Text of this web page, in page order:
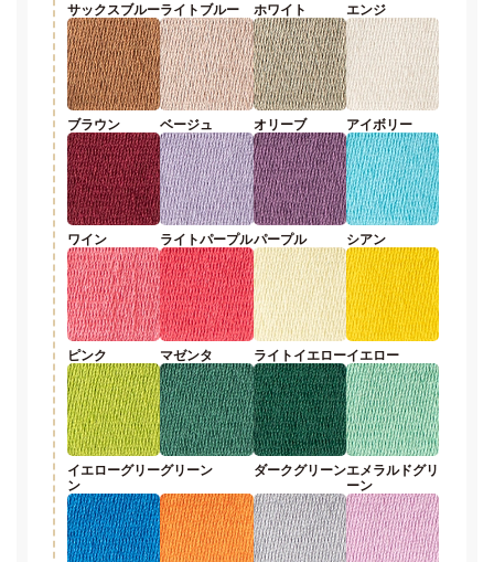
サックスブルーライトブルー ホワイト エンジ
ブラウン ベージュ オリーブ アイボリー
ワイン ライトパープルパープル シアン
ピンク マゼンタ ライトイエローイエロー
イエローグリー
ン
グリーン ダークグリーンエメラルドグリ
ーン